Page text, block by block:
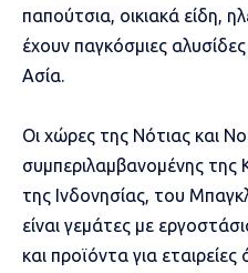
παπούτσια, οικιακά είδη,
έχουν παγκόσμιες
Ασία.
Οι χώρες της Νότιας και
συμπεριλαμβανομένης της
της Ινδονησίας, του
είναι γεμάτες με
και προϊόντα για